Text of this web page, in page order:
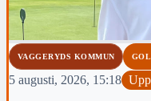
VAGGERYDS KOMMUN
5 augusti, 2026, 15:18